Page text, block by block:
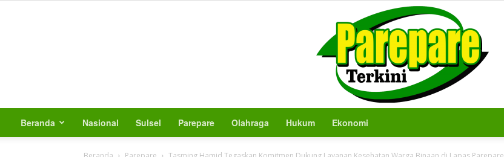
Beranda Nasional Sulsel Parepare Olahraga Hukum Ekonomi